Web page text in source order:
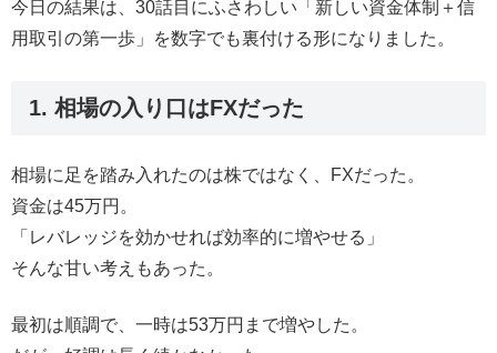
今日の結果は、30話目にふさわしい「新しい資金体制＋信
用取引の第一歩」を数字でも裏付ける形になりました。
1. 相場の入り口はFXだった
相場に足を踏み入れたのは株ではなく、FXだった。
資金は45万円。
「レバレッジを効かせれば効率的に増やせる」
そんな甘い考えもあった。
最初は順調で、一時は53万円まで増やした。